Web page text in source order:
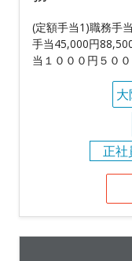
(定額手当1)職務手
手当45,000円
当１０００円５０
正社